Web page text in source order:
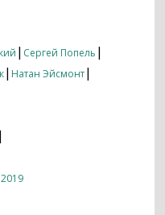
| Сергей Попель |
| Натан Эйсмонт|
|
2019